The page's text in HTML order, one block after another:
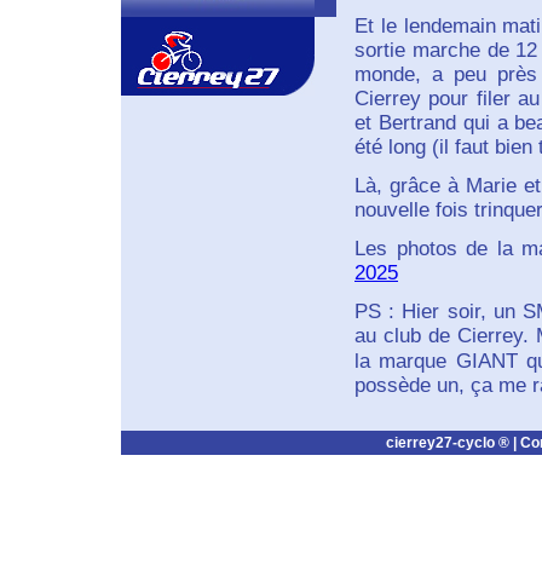
Et le lendemain
sortie marche de
monde, a peu
Cierrey pour filer
et Bertrand qui a
été long (il faut bien
Là, grâce à Marie
nouvelle fois
Les photos de la
2025
PS : Hier soir, un
au club de Cierrey.
la marque GIANT
possède un, ça me
cierrey27-cyclo ® |